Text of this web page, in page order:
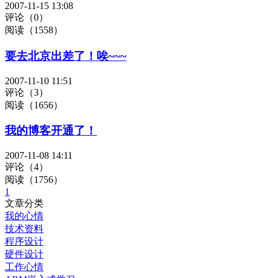
2007-11-15 13:08
评论（0）
阅读（1558）
要去北京出差了！唉~~~
2007-11-10 11:51
评论（3）
阅读（1656）
我的博客开通了！
2007-11-08 14:11
评论（4）
阅读（1756）
1
文章分类
我的心情
技术资料
程序设计
硬件设计
工作心情